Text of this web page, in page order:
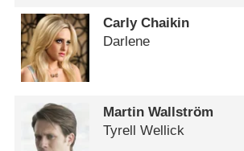
Carly Chaikin
Darlene
Martin Wallström
Tyrell Wellick